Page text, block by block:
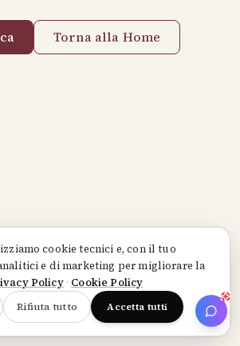
cookie tecnici e, con il tuo
e di marketing per migliorare la
Policy· Cookie Policy
Rifiuta tutto Accetta tutti
Torna alla Home